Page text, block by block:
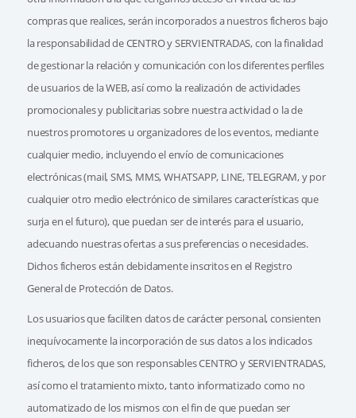
compras que realices, serán incorporados a nuestros ficheros bajo
la responsabilidad de CENTRO y SERVIENTRADAS, con la finalidad
de gestionar la relación y comunicación con los diferentes perfiles
de usuarios de la WEB, así como la realización de actividades
promocionales y publicitarias sobre nuestra actividad o la de
nuestros promotores u organizadores de los eventos, mediante
cualquier medio, incluyendo el envío de comunicaciones
electrónicas (mail, SMS, MMS, WHATSAPP, LINE, TELEGRAM, y por
cualquier otro medio electrónico de similares características que
surja en el futuro), que puedan ser de interés para el usuario,
adecuando nuestras ofertas a sus preferencias o necesidades.
Dichos ficheros están debidamente inscritos en el Registro
General de Protección de Datos.
Los usuarios que faciliten datos de carácter personal, consienten
inequívocamente la incorporación de sus datos a los indicados
ficheros, de los que son responsables CENTRO y SERVIENTRADAS,
así como el tratamiento mixto, tanto informatizado como no
automatizado de los mismos con el fin de que puedan ser